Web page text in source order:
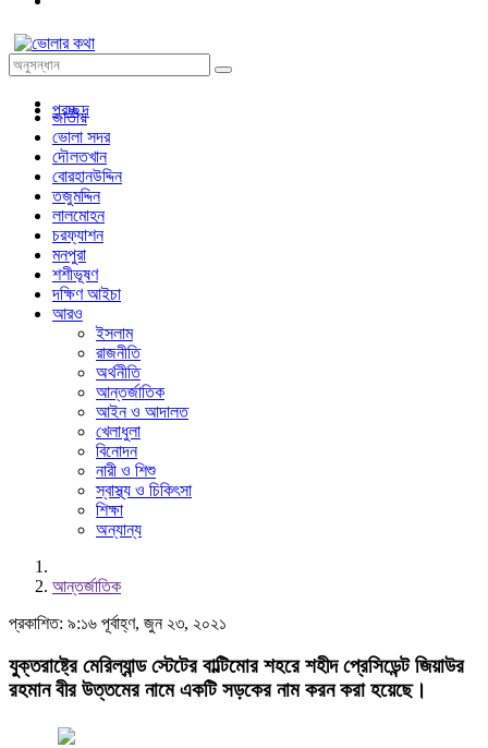
প্রচ্ছদ
জাতীয়
ভোলা সদর
দৌলতখান
বোরহানউদ্দিন
তজুমদ্দিন
লালমোহন
চরফ্যাশন
মনপুরা
শশীভূষণ
দক্ষিণ আইচা
আরও
ইসলাম
রাজনীতি
অর্থনীতি
আন্তর্জাতিক
আইন ও আদালত
খেলাধুলা
বিনোদন
নারী ও শিশু
স্বাস্থ্য ও চিকিৎসা
শিক্ষা
অন্যান্য
আন্তর্জাতিক
প্রকাশিত: ৯:১৬ পূর্বাহ্ণ, জুন ২৩, ২০২১
যুক্তরাষ্ট্রে মেরিল্যান্ড স্টেটের বাল্টিমোর শহরে শহীদ প্রেসিডেন্ট জিয়াউর
রহমান বীর উত্তমের নামে একটি সড়কের নাম করন করা হয়েছে।